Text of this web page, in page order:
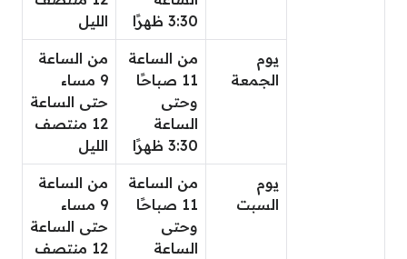
3:30 ظهرًا
الليل
يوم
الجمعة
من الساعة
11 صباحًا
وحتى
الساعة
3:30 ظهرًا
من الساعة
9 مساء
حتى الساعة
12 منتصف
الليل
يوم
السبت
من الساعة
11 صباحًا
وحتى
الساعة
من الساعة
9 مساء
حتى الساعة
12 منتصف